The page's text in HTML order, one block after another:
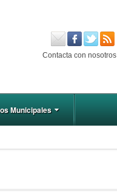
Contacta con nosotros
Municipales